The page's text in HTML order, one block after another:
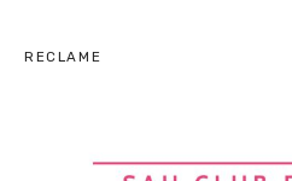
o
RECLAME